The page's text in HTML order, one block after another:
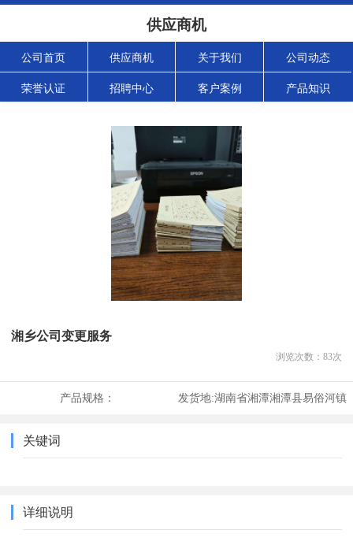
供应商机
公司首页 供应商机 关于我们 公司动态
荣誉认证 招聘中心 客户案例 产品知识
湘乡公司变更服务
浏览次数： 83次
产品规格： 发货地:湖南省湘潭湘潭县易俗河镇
关键词
详细说明